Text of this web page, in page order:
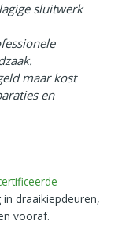
sluitwerk
maar kost
en
draaikiepdeuren,
vooraf.